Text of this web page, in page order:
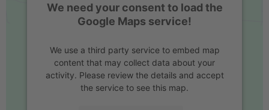
We need your consent to load the
Google Maps service!
We use a third party service to embed map
content that may collect data about your
activity. Please review the details and accept
the service to see this map.